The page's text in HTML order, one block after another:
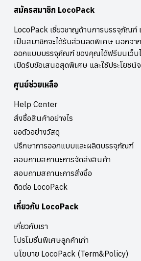
ฝ่ายผู้ซื้อและผู้ขายก็สามารถทำได้ในราคาประหยั
สำคัญอยู่ที่ความคิด ไอเดียและความเชี่ยวชาญใน
นั่นเอง Credit: 99designs
กระชากวัย สร้างความรู้สึกกระชุ่มกระชวย เหมือ
สนุกสนาน ครื้นเครงให้กับตัวสินค้าได้มากเลยทีเดี
นอกจากจะดูแปลกใหม่ ต้องตาผู้บริโภค แฟนคลับ
แล้ว การใช้สไตล์การออกแบบแพคเกจจิ้งที่อิงจ
โปรด ยังเป็นกรรมวิธีบอกเล่าเรื่องราว และสื่
สินค้าได้อย่างแนบเนียน5. ชัดเจนด้วยอักษรตัว
สินค้าที่อยากนำเสนอข้อมูลของสินค้าให้กับกลุ่มลู
การเลือกใช้ตัวอักษรตัวใหญ่ เห็นชัด คือตัวเลือกเ
น่าตรงใจเป็นที่สุด นอกจากนี้ยังสามารถเติมลูกเล่
สวย สีที่ดูดี หรือแม้แต่การแต่งเสริมข้อความด้วย
ความสนใจ6. โดดเด่นด้วยรูปทรงแปลกตาเหมาะ
โดดเด่นให้สินค้า แต่ไม่อยากเน้นเฉพาะแค่เรื่องสี
จิ้ง การเลือกใช้แพคเกจรูปทรงแปลกใหม่ แปลก
น่าสนใจ เพราะเชื่อเถอะครับ ด้วยเอกลักษณ์ของ
ผลิตภัณฑ์ของคุณจะไม่เหมือนใครและไม่มีใครเห
เทจ เก่าๆแต่เก๋า เราจะก้าวสู่ยุคสมัยใหม่โดยไม่
มาไม่ได้ สำหรับวงการการออกแบบแพคเกจจิ้งก็เ
2018 แต่ทั้งนักออกแบบและผู้บริโภคล้วนต่างยัง
ละเอียดชดช้อย ของทั้งเรื่องการออกแบบ และตั
การใช้วิธี Collage คืออีกเทรนด์หนึ่งที่น่าจับตามอ
ดังกล่าวมักให้มุมมองแปลกใหม่ น่าหยุดดูอยู่เสมอ
ไปนี้ ที่ผู้ออกแบบนำภาพถ่ายของเจ้าหมีมาตัดแ
เกิดเป็นดีไซน์ของอาหารกระป๋องที่แปลกใหม่ดูสนุ
สมัครสมาชิก LocoPack
LocoPack เชี่ยวชาญด้านการบรรจุภัณฑ์
เป็นสมาชิกจะได้รับส่วนลดพิเศษ นอกจ
ออกแบบบรรจุภัณฑ์ ของคุณได้ฟรีบนเว็บ
เปิดรับข้อเสนอสุดพิเศษ และใช้ประโยชน์
ศูนย์ช่วยเหลือ
Help Center
สั่งซื้อสินค้าอย่างไร
ขอตัวอย่างวัสดุ
ปรึกษาการออกแบบและผลิตบรรจุภัณฑ์
สอบถามสถานะการจัดส่งสินค้า
สอบถามสถานะการสั่งซื้อ
ติดต่อ LocoPack
เกี่ยวกับ LocoPack
เกี่ยวกับเรา
โปรโมชั่นพิเศษลูกค้าเก่า
นโยบาย LocoPack (Term&Policy)